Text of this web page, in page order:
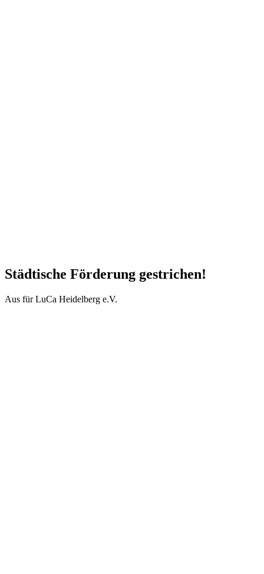
Städtische Förderung gestrichen!
Aus für LuCa Heidelberg e.V.